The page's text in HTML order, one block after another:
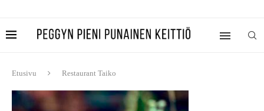
Etusivu Restaurant Taiko